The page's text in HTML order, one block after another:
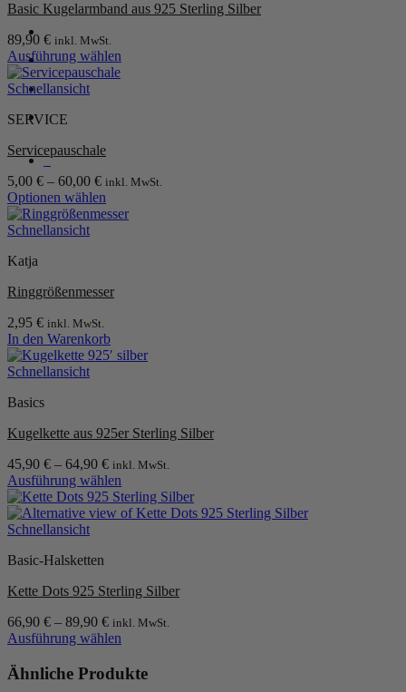
Anmelden / Registrieren
Warenkorb /
0
auf.
Optionen
können
auf
der
gewählt
werden
Basic Kugelarmband aus 925 Sterling Silber
89,90 € inkl. MwSt.
Ausführung wählen
Dieses
Produkt
mehrere
auf.
Optionen
können
auf
der
gewählt
werden
Schnellansicht
SERVICE
Servicepauschale
5,00 € – 60,00 € inkl. MwSt.
Optionen wählen
Dieses
Produkt
mehrere
auf.
Optionen
können
auf
der
gewählt
werden
Schnellansicht
Katja
Ringgrößenmesser
2,95 € inkl. MwSt.
In den Warenkorb
Schnellansicht
Basics
Kugelkette aus 925er Sterling Silber
45,90 € – 64,90 € inkl. MwSt.
Ausführung wählen
Dieses
Produkt
weist
Varianten
Die
können
auf
Produktseite
Schnellansicht
Basic-Halsketten
Kette Dots 925 Sterling Silber
66,90 € – 89,90 € inkl. MwSt.
Ausführung wählen
Produkt
Ähnliche Produkte